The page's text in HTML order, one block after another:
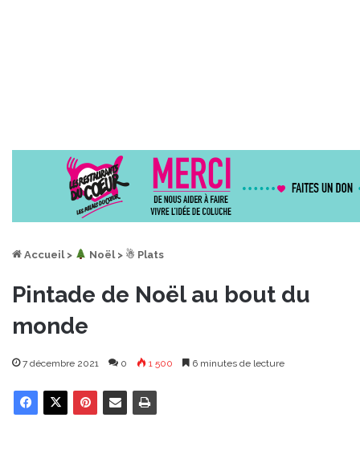
Accueil > ︎ Noël > ☃ Plats
Pintade de Noël au bout du
monde
7 décembre 2021 0 1 500 6 minutes de lecture